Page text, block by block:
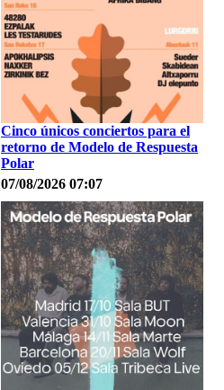
Cinco únicos conciertos para el
retorno de Modelo de Respuesta
Polar
07/08/2026 07:07